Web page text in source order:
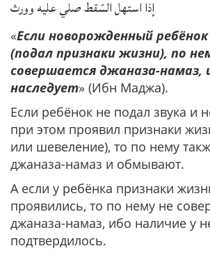
إذا استهل السّقط صلي عليه وورث
«Если новорожденный ребёнок
(подал признаки жизни), по
совершается джаназа-намаз,
наследует» (Ибн Маджа).
Если ребёнок не подал звука и
при этом проявил признаки
или шевеление), то по нему
джаназа-намаз и обмывают.
А если у ребёнка признаки
проявились, то по нему не
джаназа-намаз, ибо наличие у
подтвердилось.